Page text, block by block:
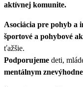
aktívnej komunite.
Asociácia pre pohyb a
športové a pohybové
ťažšie.
Podporujeme deti,
mentálnym